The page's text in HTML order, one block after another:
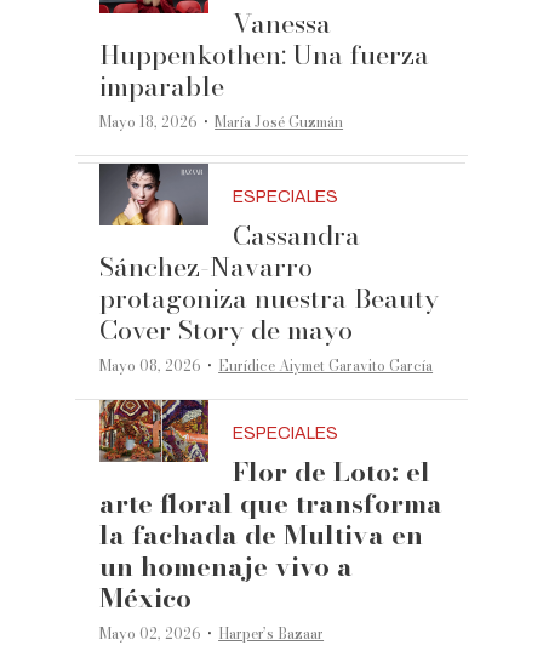
Vanessa
Huppenkothen: Una fuerza
imparable
Mayo 18, 2026 ·María José Guzmán
ESPECIALES
Cassandra
Sánchez-Navarro
protagoniza nuestra Beauty
Cover Story de mayo
Mayo 08, 2026 ·Eurídice Aiymet Garavito García
ESPECIALES
Flor de Loto: el
arte floral que transforma
la fachada de Multiva en
un homenaje vivo a
México
Mayo 02, 2026 ·Harper’s Bazaar